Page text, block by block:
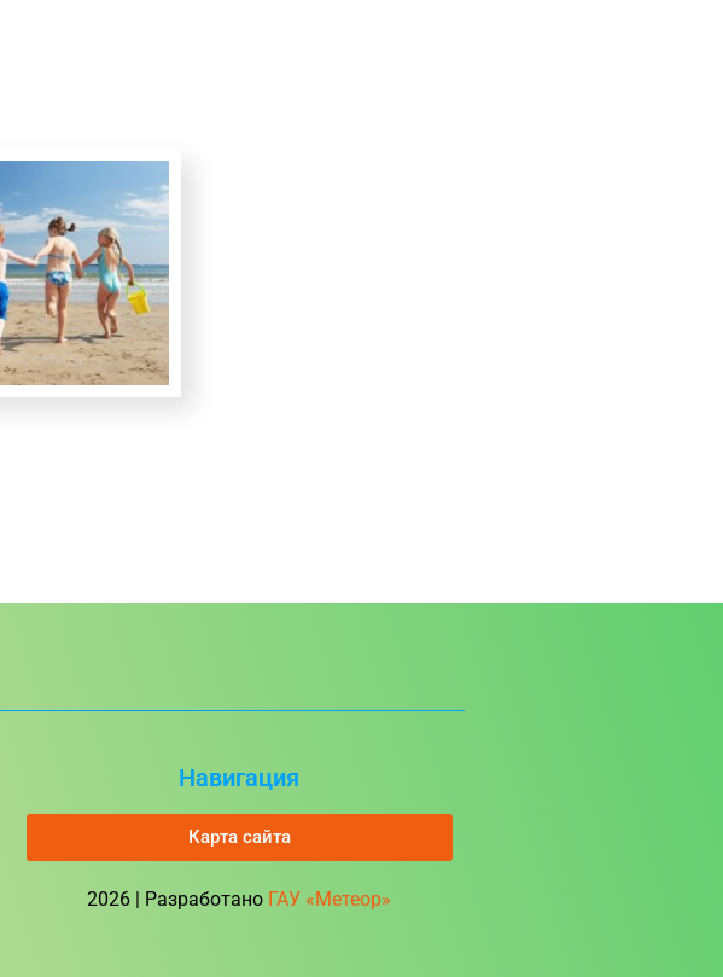
Навигация
Карта сайта
2026 | Разработано ГАУ «Метеор»